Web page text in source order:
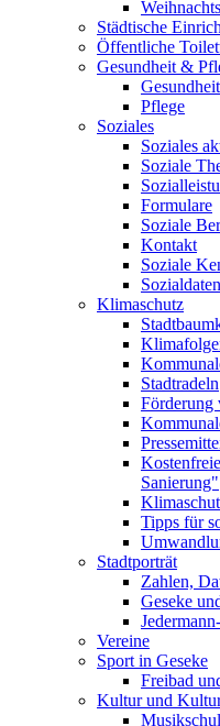
Städtische
Öffentliche
Gesundheit &
Gesundheit
Pflege
Soziales
Soziales
Soziale
Formulare
Soziale
Kontakt
Soziale
Klimaschutz
Stadtradeln
Förderung
Sanierung"
Tipps für
Stadtporträt
Zahlen,
Geseke
Vereine
Sport in Geseke
Freibad
Kultur und